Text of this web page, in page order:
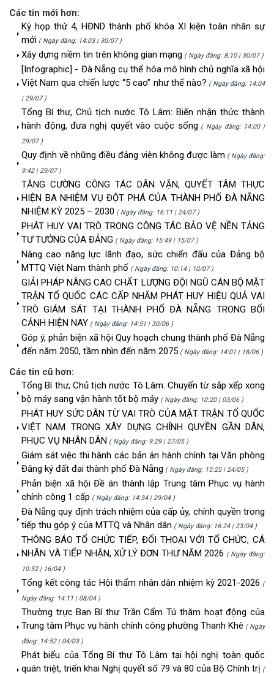
Các tin mới hơn:
Kỳ họp thứ 4, HĐND thành phố khóa XI kiện toàn nhân sự
mới ( Ngày đăng: 14:03 | 30/07 )
Xây dựng niềm tin trên không gian mạng ( Ngày đăng: 8:10 | 30/07 )
[Infographic] - Đà Nẵng cụ thể hóa mô hình chủ nghĩa xã hội
Việt Nam qua chiến lược “5 cao” như thế nào? ( Ngày đăng: 14:04
| 29/07 )
Tổng Bí thư, Chủ tịch nước Tô Lâm: Biến nhận thức thành
hành động, đưa nghị quyết vào cuộc sống ( Ngày đăng: 14:00 |
29/07 )
Quy định về những điều đảng viên không được làm ( Ngày đăng:
9:42 | 29/07 )
TĂNG CƯỜNG CÔNG TÁC DÂN VẬN, QUYẾT TÂM THỰC
HIỆN BA NHIỆM VỤ ĐỘT PHÁ CỦA THÀNH PHỐ ĐÀ NẴNG
NHIỆM KỲ 2025 – 2030 ( Ngày đăng: 16:11 | 24/07 )
PHÁT HUY VAI TRÒ TRONG CÔNG TÁC BẢO VỆ NỀN TẢNG
TƯ TƯỞNG CỦA ĐẢNG ( Ngày đăng: 15:49 | 15/07 )
Nâng cao năng lực lãnh đạo, sức chiến đấu của Đảng bộ
MTTQ Việt Nam thành phố ( Ngày đăng: 10:14 | 10/07 )
GIẢI PHÁP NÂNG CAO CHẤT LƯỢNG ĐỘI NGŨ CÁN BỘ MẶT
TRẬN TỔ QUỐC CÁC CẤP NHẰM PHÁT HUY HIỆU QUẢ VAI
TRÒ GIÁM SÁT TẠI THÀNH PHỐ ĐÀ NẴNG TRONG BỐI
CẢNH HIỆN NAY ( Ngày đăng: 14:51 | 30/06 )
Góp ý, phản biện xã hội Quy hoạch chung thành phố Đà Nẵng
đến năm 2050, tầm nhìn đến năm 2075 ( Ngày đăng: 14:01 | 18/06 )
Các tin cũ hơn:
Tổng Bí thư, Chủ tịch nước Tô Lâm: Chuyển từ sắp xếp xong
bộ máy sang vận hành tốt bộ máy ( Ngày đăng: 10:20 | 03/06 )
PHÁT HUY SỨC DÂN TỪ VAI TRÒ CỦA MẶT TRẬN TỔ QUỐC
VIỆT NAM TRONG XÂY DỰNG CHÍNH QUYỀN GẦN DÂN,
PHỤC VỤ NHÂN DÂN ( Ngày đăng: 9:29 | 27/05 )
Giám sát việc thi hành các bản án hành chính tại Văn phòng
Đăng ký đất đai thành phố Đà Nẵng ( Ngày đăng: 15:25 | 24/05 )
Phản biện xã hội Đề án thành lập Trung tâm Phục vụ hành
chính công 1 cấp ( Ngày đăng: 14:34 | 29/04 )
Đà Nẵng quy định trách nhiệm của cấp ủy, chính quyền trong
tiếp thu góp ý của MTTQ và Nhân dân ( Ngày đăng: 16:24 | 23/04 )
THÔNG BÁO TỔ CHỨC TIẾP, ĐỐI THOẠI VỚI TỔ CHỨC, CÁ
NHÂN VÀ TIẾP NHẬN, XỬ LÝ ĐƠN THƯ NĂM 2026 ( Ngày đăng:
10:52 | 16/04 )
Tổng kết công tác Hội thẩm nhân dân nhiệm kỳ 2021-2026 (
Ngày đăng: 14:11 | 08/04 )
Thường trực Ban Bí thư Trần Cẩm Tú thăm hoạt động của
Trung tâm Phục vụ hành chính công phường Thanh Khê ( Ngày
đăng: 14:52 | 04/03 )
Phát biểu của Tổng Bí thư Tô Lâm tại hội nghị toàn quốc
quán triệt, triển khai Nghị quyết số 79 và 80 của Bộ Chính trị (